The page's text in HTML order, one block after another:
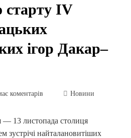
старту IV
ігор Дакар–
коментарів Новини
13 листопада столиця
зустрічі найталановитіших